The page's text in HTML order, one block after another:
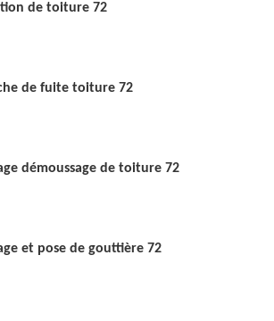
de toiture 72
de fuite toiture 72
démoussage de toiture 72
et pose de gouttière 72